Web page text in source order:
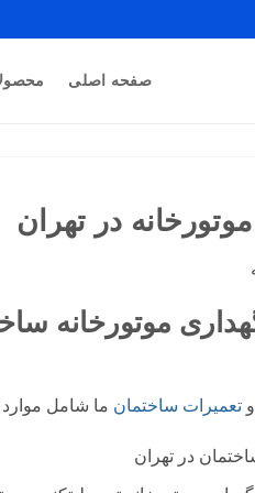
صفحه اصلی
در تهران
موتورخانه
تعمیرات ساختمان ما شامل
در تهران